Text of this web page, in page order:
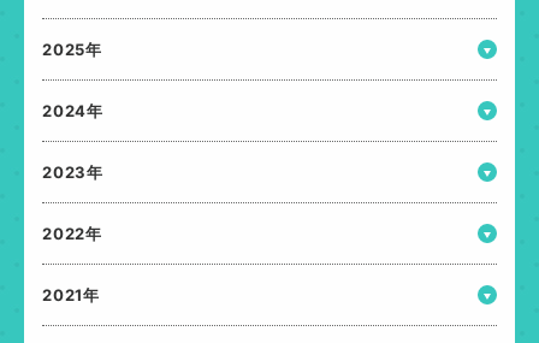
2025年
2024年
2023年
2022年
2021年